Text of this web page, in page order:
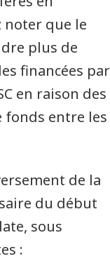
noter que le
plus de
financées par
en raison des
fonds entre les
de la
du début
sous
: